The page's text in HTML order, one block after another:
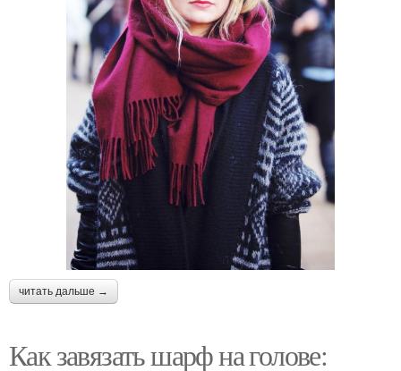
читать дальше →
Как завязать шарф на голове: